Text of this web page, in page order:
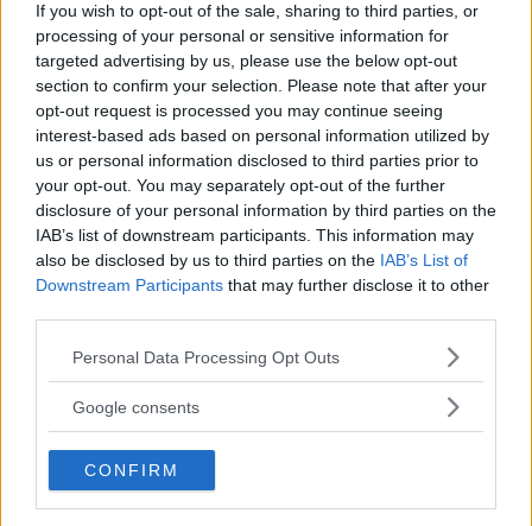
If you wish to opt-out of the sale, sharing to third parties, or
processing of your personal or sensitive information for
targeted advertising by us, please use the below opt-out
section to confirm your selection. Please note that after your
opt-out request is processed you may continue seeing
interest-based ads based on personal information utilized by
us or personal information disclosed to third parties prior to
your opt-out. You may separately opt-out of the further
disclosure of your personal information by third parties on the
IAB’s list of downstream participants. This information may
also be disclosed by us to third parties on the IAB’s List of
Downstream Participants that may further disclose it to other
Please note that this website/app uses one or more Google
not limited to your visit or usage behaviour. You may click to
use your data for below specified purposes in below Google
consent section.
Personal Data Processing Opt Outs
Google consents
CONFIRM
Nissans första Silvia
REPORTAGE 9 november 2020 Den visades
upp på Tokyomässan som Datsun 1500
Sport coupé, men det lät ju inget vidare elegant. Så
omgående döptes den om till Nissan Silvia.
Gasa (6)
Japanska bilar i Sverige:
Spaning på originalen
REPORTAGE 1 mars 2020 Under 1980-talet såldes det
närmare en halv miljon japanska bilar i Sverige. Idag är
bara några få procent vid liv. Vi ger oss ut för att försöka
hitta överlevarna som väcker känslor. Eller?
Gasa (3)